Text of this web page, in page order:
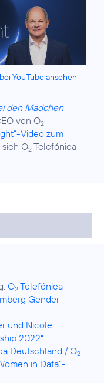
YouTube ansehen
den Mädchen
von O2
Video zum
sich O2 Telefónica
O2 Telefónica
Gender-
und Nicole
2022“
Deutschland / O2
in Data“-